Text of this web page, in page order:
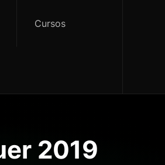
Cursos
2019